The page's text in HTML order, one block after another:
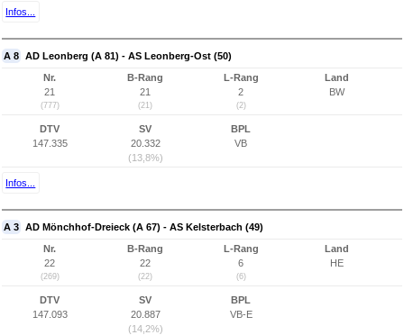
Infos...
A 8 AD Leonberg (A 81) - AS Leonberg-Ost (50)
Nr.
21
(777)
B-Rang
21
(21)
L-Rang
2
(2)
Land
BW
DTV
147.335
SV
20.332
(13,8%)
BPL
VB
Infos...
A 3 AD Mönchhof-Dreieck (A 67) - AS Kelsterbach (49)
Nr.
22
(269)
B-Rang
22
(22)
L-Rang
6
(6)
Land
HE
DTV
147.093
SV
20.887
(14,2%)
BPL
VB-E